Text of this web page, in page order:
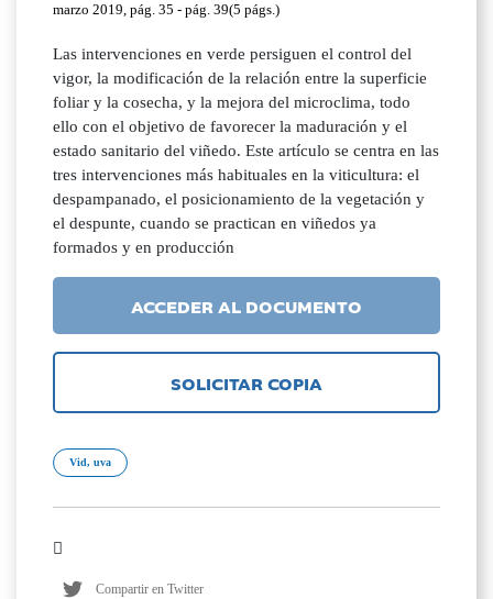
marzo 2019, pág. 35 - pág. 39(5 págs.)
Las intervenciones en verde persiguen el control del
vigor, la modificación de la relación entre la superficie
foliar y la cosecha, y la mejora del microclima, todo
ello con el objetivo de favorecer la maduración y el
estado sanitario del viñedo. Este artículo se centra en las
tres intervenciones más habituales en la viticultura: el
despampanado, el posicionamiento de la vegetación y
el despunte, cuando se practican en viñedos ya
formados y en producción
ACCEDER AL DOCUMENTO
SOLICITAR COPIA
Vid, uva
Compartir en Twitter